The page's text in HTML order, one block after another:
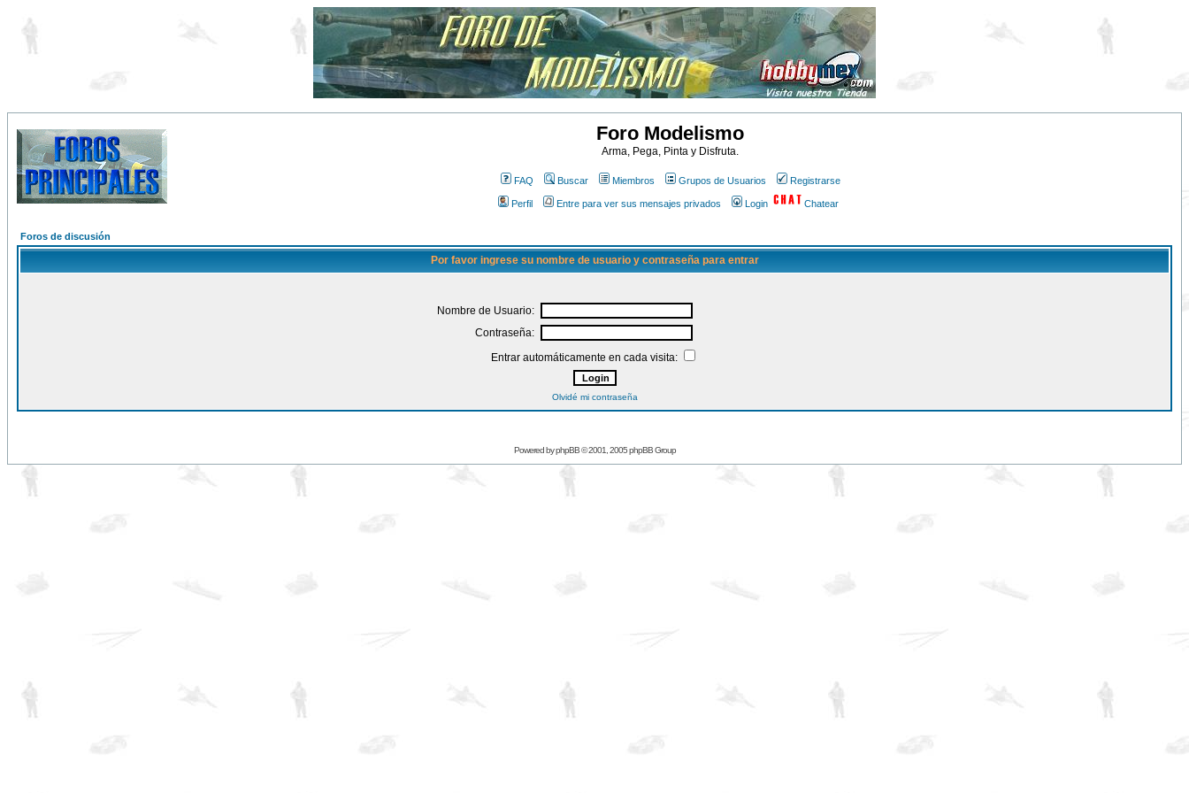
Foro Modelismo
Arma, Pega, Pinta y Disfruta.
FAQ Buscar Miembros Grupos de Usuarios Registrarse
Perfil Entre para ver sus mensajes privados Login Chatear
Foros de discusión
Por favor ingrese su nombre de usuario y contraseña para entrar
Nombre de Usuario:
Contraseña:
Entrar automáticamente en cada visita:
Olvidé mi contraseña
Powered byphpBB© 2001, 2005 phpBB Group